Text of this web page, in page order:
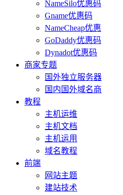
NameSilo优惠码
Gname优惠码
NameCheap优惠
GoDaddy优惠码
Dynadot优惠码
商家专题
国外独立服务器
国内国外域名商
教程
主机运维
主机文档
主机运用
域名教程
前端
网站主题
建站技术